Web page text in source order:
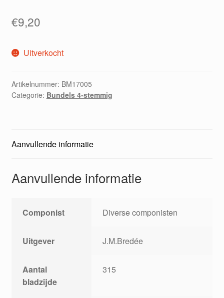
€9,20
Uitverkocht
Artikelnummer: BM17005
Categorie: Bundels 4-stemmig
Aanvullende informatie
Aanvullende informatie
Componist Diverse componisten
Uitgever J.M.Bredée
Aantal
bladzijde
315